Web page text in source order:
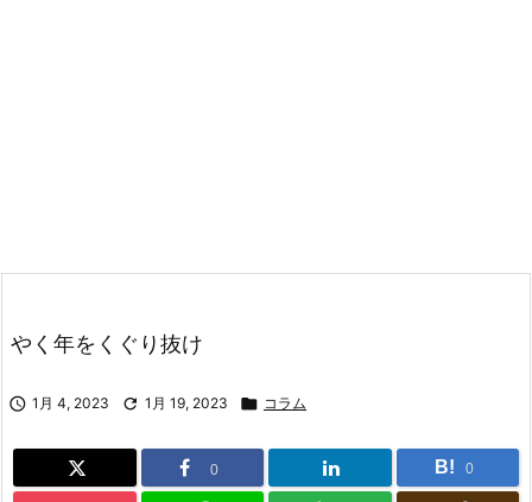
やく年をくぐり抜け
 1月 4, 2023  1月 19, 2023  コラム
0 B! 0